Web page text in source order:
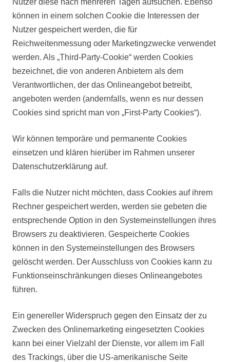
Nutzer diese nach mehreren Tagen aufsuchen. Ebenso
können in einem solchen Cookie die Interessen der
Nutzer gespeichert werden, die für
Reichweitenmessung oder Marketingzwecke verwendet
werden. Als „Third-Party-Cookie“ werden Cookies
bezeichnet, die von anderen Anbietern als dem
Verantwortlichen, der das Onlineangebot betreibt,
angeboten werden (andernfalls, wenn es nur dessen
Cookies sind spricht man von „First-Party Cookies“).
Wir können temporäre und permanente Cookies
einsetzen und klären hierüber im Rahmen unserer
Datenschutzerklärung auf.
Falls die Nutzer nicht möchten, dass Cookies auf ihrem
Rechner gespeichert werden, werden sie gebeten die
entsprechende Option in den Systemeinstellungen ihres
Browsers zu deaktivieren. Gespeicherte Cookies
können in den Systemeinstellungen des Browsers
gelöscht werden. Der Ausschluss von Cookies kann zu
Funktionseinschränkungen dieses Onlineangebotes
führen.
Ein genereller Widerspruch gegen den Einsatz der zu
Zwecken des Onlinemarketing eingesetzten Cookies
kann bei einer Vielzahl der Dienste, vor allem im Fall
des Trackings, über die US-amerikanische Seite